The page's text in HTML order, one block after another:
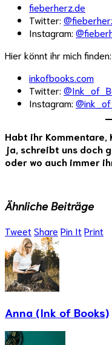
fieberherz.de
Twitter:
Instagram:
Hier könnt ihr mich finden:
inkofbooks.com
Twitter:
Instagram:
Habt ihr Kommentare,
ja, schreibt uns doch
oder wo auch immer
Ähnliche Beiträge
Tweet Share Pin It Print
Anna (Ink of Books)